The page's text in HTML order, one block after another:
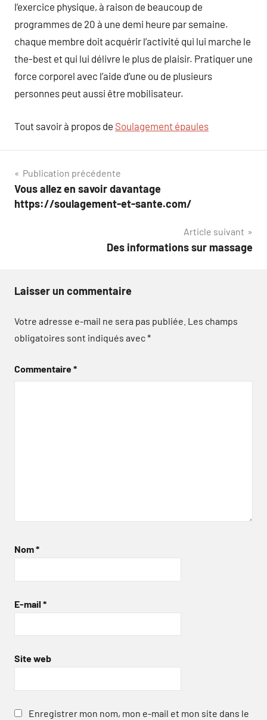
l’exercice physique, à raison de beaucoup de
programmes de 20 à une demi heure par semaine.
chaque membre doit acquérir l’activité qui lui marche le
the-best et qui lui délivre le plus de plaisir. Pratiquer une
force corporel avec l’aide d’une ou de plusieurs
personnes peut aussi être mobilisateur.
Tout savoir à propos de Soulagement épaules
Navigation
de
Publication précédente
Vous allez en savoir davantage
https://soulagement-et-sante.com/
Article suivant
Des informations sur massage
Laisser un commentaire
Votre adresse e-mail ne sera pas publiée. Les champs
obligatoires sont indiqués avec*
Commentaire*
Nom*
E-mail *
Site web
Enregistrer mon nom, mon e-mail et mon site dans le